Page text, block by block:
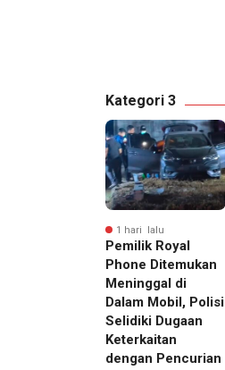
Kategori 3
1 hari lalu
Pemilik Royal
Phone Ditemukan
Meninggal di
Dalam Mobil, Polisi
Selidiki Dugaan
Keterkaitan
dengan Pencurian